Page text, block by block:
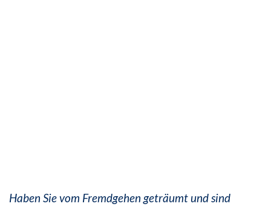
Haben Sie vom Fremdgehen geträumt und sind